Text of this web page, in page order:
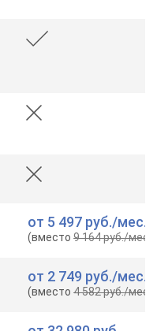
от 5 497 руб./мес.
(вместо9 164 руб./мес.
от 2 749 руб./мес.
(вместо4 582 руб./мес.